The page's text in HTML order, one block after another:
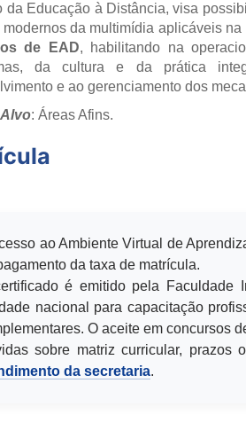
da Educação à Distância, visa
modernos da multimídia aplicáveis na
de EAD, habilitando na
da cultura e da prática
e ao gerenciamento dos
: Áreas Afins.
ao Ambiente Virtual de
da taxa de matrícula.
é emitido pela Faculdade
nacional para capacitação
O aceite em concursos
sobre matriz curricular, prazos
da secretaria.